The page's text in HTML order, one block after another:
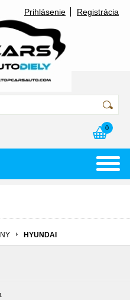
Prihlásenie Registrácia
0
HYUNDAI